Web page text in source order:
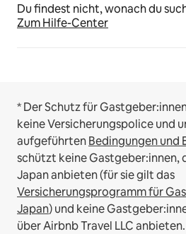
Du findest nicht, wonach du
Zum Hilfe-Center
* Der Schutz für
keine Versicherungspolice und
aufgeführtenBedingungen und
schützt keine Gastgeber:innen,
Japan anbieten (für sie gilt das
Versicherungsprogramm für
Japan) und keine
über Airbnb Travel LLC anbieten.